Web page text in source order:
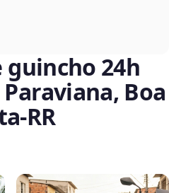
guincho 24h
Boa